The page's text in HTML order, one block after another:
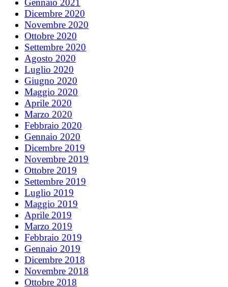
Gennaio 2021
Dicembre 2020
Novembre 2020
Ottobre 2020
Settembre 2020
Agosto 2020
Luglio 2020
Giugno 2020
Maggio 2020
Aprile 2020
Marzo 2020
Febbraio 2020
Gennaio 2020
Dicembre 2019
Novembre 2019
Ottobre 2019
Settembre 2019
Luglio 2019
Maggio 2019
Aprile 2019
Marzo 2019
Febbraio 2019
Gennaio 2019
Dicembre 2018
Novembre 2018
Ottobre 2018